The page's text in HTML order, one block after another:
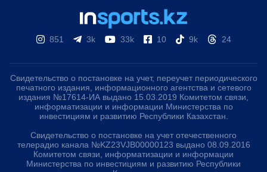
851 3k 33k 10 9k 24
Свидетельство о постановке на учет, переучет периодического
печатного издания, информационного агентства и сетевого
издания №17614-ИА выдано 15.03.2019 Комитетом связи,
информатизации и информации Министерства по
инвестициям и развитию Республики Казахстан.
Свидетельство о постановке на учет отечественного
телерадио канала №KZ23VJB00000123 выдано 08.09.2016
Комитетом связи, информатизации и информации
Министерства по инвестициям и развитию Республики